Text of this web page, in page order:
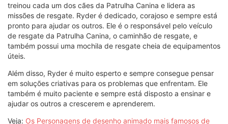
treinou cada um dos cães da Patrulha Canina e lidera as
missões de resgate. Ryder é dedicado, corajoso e sempre está
pronto para ajudar os outros. Ele é o responsável pelo veículo
de resgate da Patrulha Canina, o caminhão de resgate, e
também possui uma mochila de resgate cheia de equipamentos
úteis.
Além disso, Ryder é muito esperto e sempre consegue pensar
em soluções criativas para os problemas que enfrentam. Ele
também é muito paciente e sempre está disposto a ensinar e
ajudar os outros a crescerem e aprenderem.
Veja: Os Personagens de desenho animado mais famosos de